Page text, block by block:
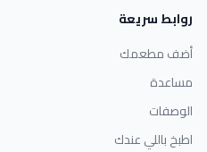
روابط سريعة
أضف مطعمك
مساعدة
الوصفات
اطبخ باللي عندك